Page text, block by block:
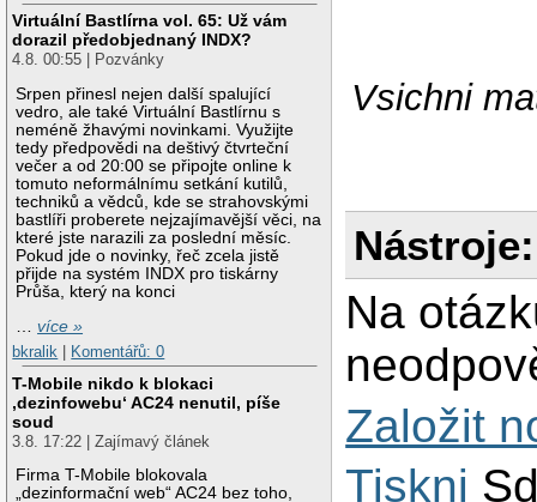
Virtuální Bastlírna vol. 65: Už vám
dorazil předobjednaný INDX?
4.8. 00:55 | Pozvánky
Srpen přinesl nejen další spalující
vedro, ale také Virtuální Bastlírnu s
neméně žhavými novinkami. Využijte
tedy předpovědi na deštivý čtvrteční
večer a od 20:00 se připojte online k
tomuto neformálnímu setkání kutilů,
techniků a vědců, kde se strahovskými
bastlíři proberete nejzajímavější věci, na
které jste narazili za poslední měsíc.
Pokud jde o novinky, řeč zcela jistě
přijde na systém INDX pro tiskárny
Průša, který na konci
…více »
bkralik
Komentářů: 0
T-Mobile nikdo k blokaci
‚dezinfowebu‘ AC24 nenutil, píše
soud
3.8. 17:22 | Zajímavý článek
Firma T-Mobile blokovala
„dezinformační web“ AC24 bez toho,
Vsichni
Nástroje:
Na
Založit
Tiskni